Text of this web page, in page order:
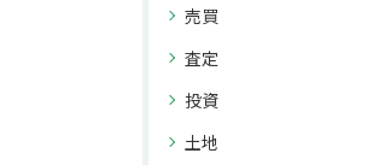
売買
査定
投資
土地